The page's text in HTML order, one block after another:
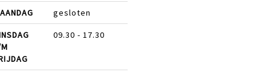
gesloten
09.30 - 17.30